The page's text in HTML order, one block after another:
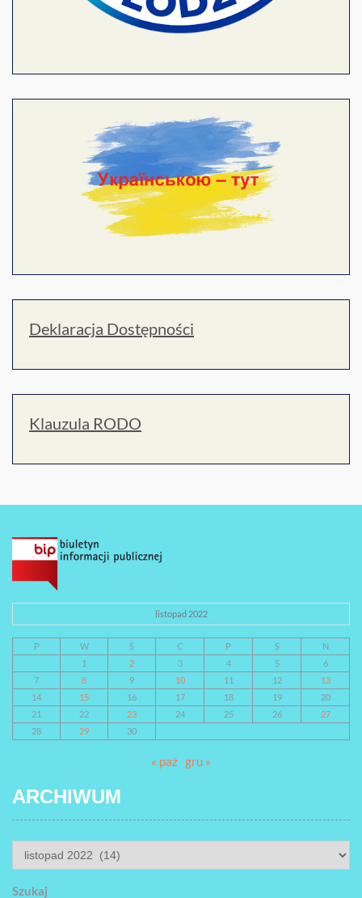
Deklaracja Dostępności
Klauzula RODO
listopad 2022
P W Ś C P S
N
1
2 3 4 5
6
7
8 9 10 11 12
13
14
15 16 17 18 19
20
21
22 23 24 25 26
27
28
29 30
« paź gru »
ARCHIWUM
ARCHIWUM
Szukaj